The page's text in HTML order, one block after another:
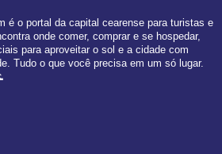
é o portal da capital cearense para turistas e
onde comer, comprar e se hospedar,
para aproveitar o sol e a cidade com
Tudo o que você precisa em um só lugar.